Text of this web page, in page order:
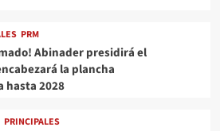
PRM
Abinader presidirá el
la plancha
hasta 2028
PRINCIPALES